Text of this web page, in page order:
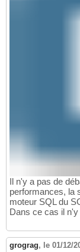
Il n'y a pas de
performances, la
moteur SQL du
Dans ce cas il
grograg, le 01/12/